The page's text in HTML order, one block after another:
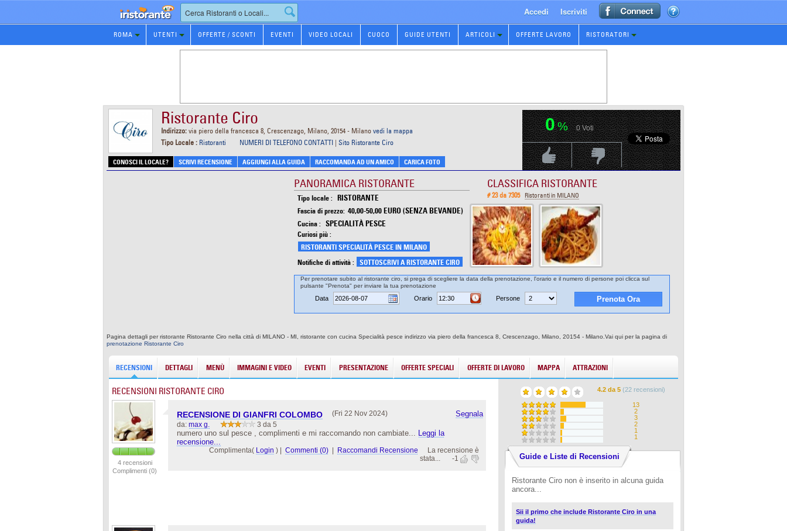
Prenotazione
Ristorante
Accedi Iscriviti
ROMA UTENTI OFFERTE / SCONTI EVENTI VIDEO LOCALI CUOCO GUIDE UTENTI ARTICOLI OFFERTE LAVORO RISTORATORI
Ristorante Ciro
Indirizzo: via piero della francesca 8, Crescenzago, Milano, 20154 - Milano vedi la mappa
Tipo Locale : Ristoranti NUMERI DI TELEFONO CONTATTI | Sito Ristorante Ciro
CONOSCI IL LOCALE? SCRIVI RECENSIONE AGGIUNGI ALLA GUIDA RACCOMANDA AD UN AMICO CARICA FOTO
0% 0Voti
Voti PositivoVoti Negativo
PANORAMICA RISTORANTE
Tipo locale : RISTORANTE
Fascia di prezzo: 40,00-50,00 EURO (SENZA BEVANDE)
Cucina : SPECIALITÀ PESCE
Curiosi più :
RISTORANTI SPECIALITÀ PESCE IN MILANO
Notifiche di attività :
SOTTOSCRIVI A RISTORANTE CIRO
CLASSIFICA RISTORANTE
# 23 da 7305 Ristoranti in MILANO
Per prenotare subito al ristorante ciro, si prega di scegliere la data della prenotazione, l'orario e il numero di persone poi clicca sul
pulsante "Prenota" per inviare la tua prenotazione
Data Orario Persone
Pagina dettagli per ristorante Ristorante Ciro nella città di MILANO - MI, ristorante con cucina Specialità pesce indirizzo via piero della francesca 8, Crescenzago, Milano, 20154 - Milano.Vai qui per la pagina di
prenotazione Ristorante Ciro
RECENSIONI DETTAGLI MENÙ IMMAGINI E VIDEO EVENTI PRESENTAZIONE OFFERTE SPECIALI OFFERTE DI LAVORO MAPPA ATTRAZIONI
RECENSIONI RISTORANTE CIRO
4 recensioni
Complimenti (0)
RECENSIONE DI GIANFRI COLOMBO (Fri 22 Nov 2024) Segnala
da: max g. 3 da 5
numero uno sul pesce , complimenti e mi raccomando non cambiate...
Leggi la
recensione...
Complimenta( Login ) Commenti (0) Raccomandi Recensione
La recensione è
stata...
-1
4.2da5 (22recensioni)
13
2
3
2
1
1
Guide e Liste di Recensioni
Ristorante Ciro non è inserito in alcuna guida
ancora...
Sii il primo che include Ristorante Ciro in una
guida!